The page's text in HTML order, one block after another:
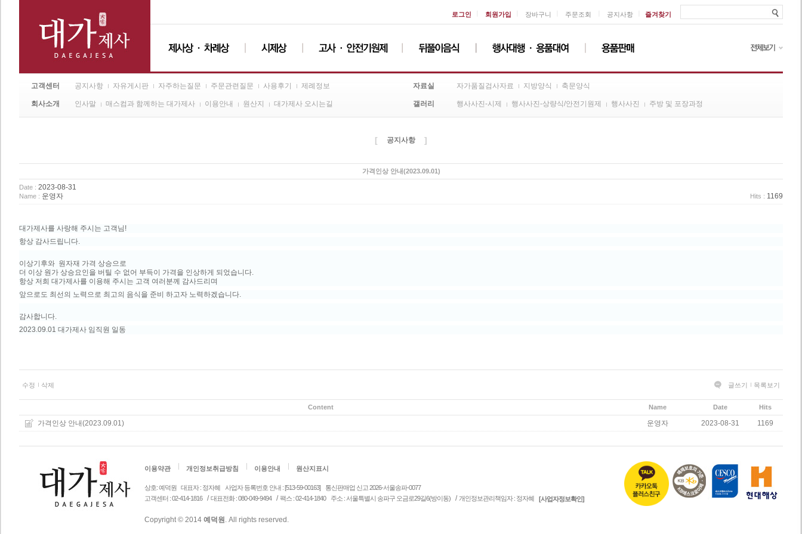
즐겨찾기
로그인 회원가입 장바구니 주문조회 공지사항
고객센터 공지사항 자유게시판 자주하는질문 주문관련질문 사용후기 제례정보 자료실 자가품질검사자료 지방양식 축문양식
회사소개 인사말 매스컴과 함께하는 대가제사 이용안내 원산지 대가제사 오시는길 갤러리 행사사진-시제 행사사진-상량식/안전기원제 행사사진 주방 및 포장과정
[ 공지사항 ]
가격인상 안내(2023.09.01)
Date : 2023-08-31
Name : 운영자 Hits : 1169
대가제사를 사랑해 주시는 고객님!
항상 감사드립니다.
이상기후와 원자재 가격 상승으로
더 이상 원가 상승요인을 버틸 수 없어 부득이 가격을 인상하게 되었습니다.
항상 저희 대가제사를 이용해 주시는 고객 여러분께 감사드리며
앞으로도 최선의 노력으로 최고의 음식을 준비 하고자 노력하겠습니다.
감사합니다.
2023.09.01 대가제사 임직원 일동
수정 삭제 글쓰기 목록보기
Content Name Date Hits
가격인상 안내(2023.09.01) 운영자 2023-08-31 1169
이용약관 개인정보취급방침 이용안내 원산지표시
상호: 예덕원 대표자 : 정자혜 사업자 등록번호 안내 : [513-59-00163]
통신판매업 신고 2026-서울송파-0077
고객센터 : 02-414-1816
/대표전화 : 080-049-9494 /팩스 : 02-414-1840 주소 : 서울특별시 송파구 오금로29길6(방이동) / 개인정보관리책임자 : 정자혜 [사업자정보확인]
Copyright © 2014 예덕원 . All rights reserved.